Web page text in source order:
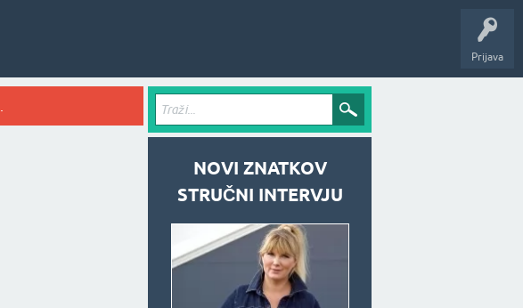
Prijava
NOVI ZNATKOV
STRUČNI INTERVJU